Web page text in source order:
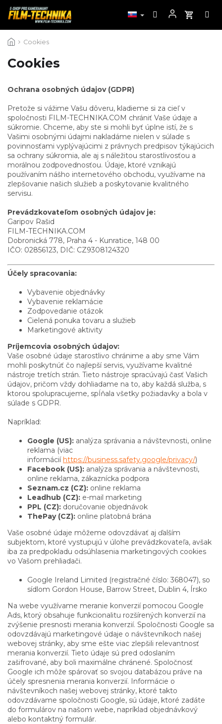
na
Cookies
Cookies
Ochrana osobných údajov (GDPR)
Pretože si vážime Vašu dôveru, kladieme si za cieľ v
spoločnosti FILM-TECHNIKA.COM chrániť Vaše údaje a
súkromie. Chceme, aby ste si mohli byť úplne istí, že s
Vašimi osobnými údajmi nakladáme nielen v súlade s
povinnosťami vyplývajúcimi z právnych predpisov týkajúcich
sa ochrany súkromia, ale aj s náležitou starostlivosťou a
morálnou zodpovednosťou. Údaje, ktoré vznikajú
používaním nášho internetového obchodu, využívame na
zlepšovanie našich služieb a poskytovanie kvalitného
servisu.
Prevádzkovateľom osobných údajov je:
Garipov Rašid
FILM-TECHNIKA.COM
Dobronická 778, Praha 4 - Kunratice, 148 00
IČO: 02856123, DIČ: CZ9308124320
Účely spracovania:
Vybavenie objednávky
Vybavenie reklamácie
Zodpovedanie otázok
Cielená ponuka tovaru a služieb
Marketingové aktivity
Príjemcovia osobných údajov:
Vaše osobné údaje starostlivo chránime a aby sme Vám
mohli poskytnúť čo najlepší servis, využívame kvalitné
nástroje tretích strán. Tieto nástroje spracúvajú časť Vašich
údajov, pričom vždy dohliadame na to, aby každá služba, s
ktorou spolupracujeme, spĺňala všetky požiadavky a bola v
súlade s GDPR.
Napríklad:
Google (US): analýza správania a návštevnosti, online
reklama (viac
informácií https://business.safety.google/privacy/)
Facebook (US): analýza správania a návštevnosti,
online reklama, zákaznícka podpora
Seznam.cz (CZ): online reklama
Leadhub (CZ): e-mail marketing
PPL (CZ): doručovanie objednávok
ThePay (CZ): online platobná brána
Vaše osobné údaje môžeme odovzdávať aj ďalším
subjektom, ktoré vystupujú v úlohe prevádzkovateľa, avšak
iba za predpokladu odsúhlasenia marketingových cookies
vo Vašom prehliadači.
Google Ireland Limited (registračné číslo: 368047), so
sídlom Gordon House, Barrow Street, Dublin 4, Írsko
Na webe využívame meranie konverzií pomocou Google
Ads, ktorý obsahuje funkcionalitu rozšírených konverzií na
zvýšenie presnosti merania konverzií. Spoločnosti Google sa
odovzdávajú marketingové údaje o návštevníkoch našej
webovej stránky, aby sme ešte viac zlepšili relevantnosť
merania konverzií. Tieto údaje sú pred odoslaním
zašifrované, aby boli maximálne chránené. Spoločnosť
Google ich môže spárovať so svojou databázou práve na
účely spresnenia merania konverzií. Informácie o
návštevníkoch našej webovej stránky, ktoré takto
odovzdávame spoločnosti Google, sú údaje, ktoré zadáte
do formulárov na našom webe, napríklad objednávkový
alebo kontaktný formulár.